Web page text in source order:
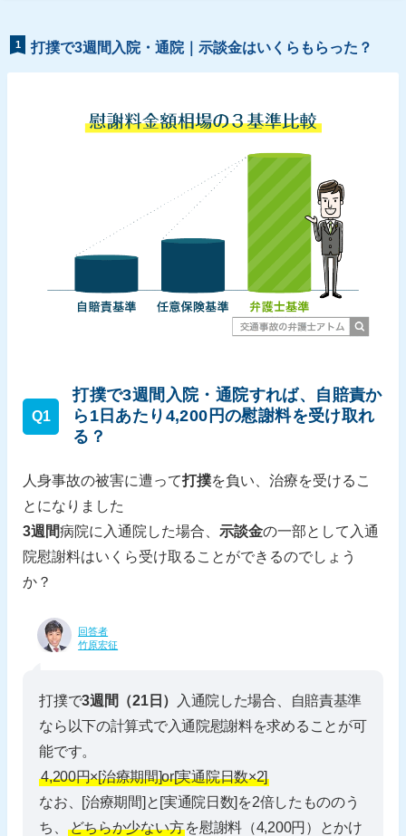
1 打撲で3週間入院・通院｜示談金はいくらもらった？
Q1
打撲で3週間入院・通院すれば、自賠責か
ら1日あたり4,200円の慰謝料を受け取れ
る？
人身事故の被害に遭って打撲を負い、治療を受けるこ
とになりました
3週間病院に入通院した場合、示談金の一部として入通
院慰謝料はいくら受け取ることができるのでしょう
か？
回答者
竹原宏征
打撲で3週間（21日）
入通院した場合、自賠責基準
なら以下の計算式で入通院慰謝料を求めることが可
能です。
4,200円×[治療期間]or[実通院日数×2]
なお、[治療期間]と[実通院日数]を2倍したもののう
ち、
どちらか少ない方 を慰謝料（4,200円）とかけ